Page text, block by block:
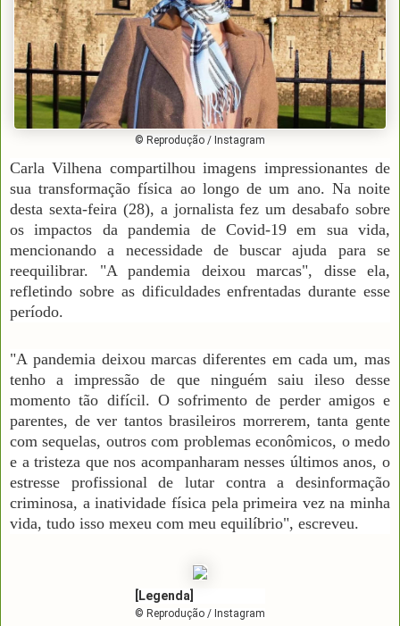
© Reprodução / Instagram
Carla Vilhena compartilhou imagens impressionantes de
sua transformação física ao longo de um ano. Na noite
desta sexta-feira (28), a jornalista fez um desabafo sobre
os impactos da pandemia de Covid-19 em sua vida,
mencionando a necessidade de buscar ajuda para se
reequilibrar. "A pandemia deixou marcas", disse ela,
refletindo sobre as dificuldades enfrentadas durante esse
período.
"A pandemia deixou marcas diferentes em cada um, mas
tenho a impressão de que ninguém saiu ileso desse
momento tão difícil. O sofrimento de perder amigos e
parentes, de ver tantos brasileiros morrerem, tanta gente
com sequelas, outros com problemas econômicos, o medo
e a tristeza que nos acompanharam nesses últimos anos, o
estresse profissional de lutar contra a desinformação
criminosa, a inatividade física pela primeira vez na minha
vida, tudo isso mexeu com meu equilíbrio", escreveu.
[Legenda]
© Reprodução / Instagram